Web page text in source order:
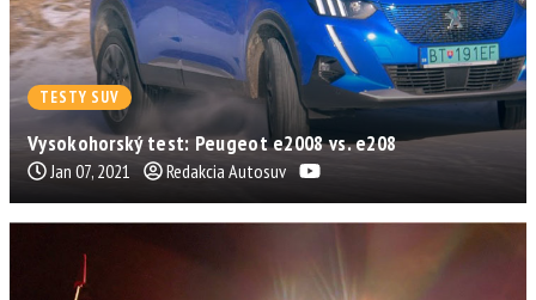
TESTY SUV
Vysokohorský test: Peugeot e2008 vs. e208
Jan 07, 2021 Redakcia Autosuv